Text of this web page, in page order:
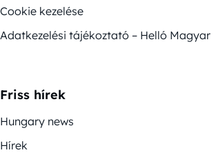
Cookie kezelése
Adatkezelési tájékoztató – Helló Magyar
Friss hírek
Hungary news
Hírek